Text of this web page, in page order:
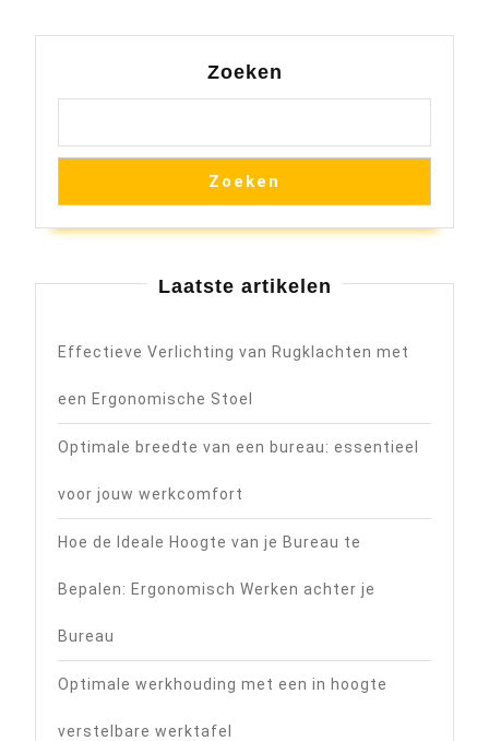
Zoeken
Zoeken
Laatste artikelen
Effectieve Verlichting van Rugklachten met
een Ergonomische Stoel
Optimale breedte van een bureau: essentieel
voor jouw werkcomfort
Hoe de Ideale Hoogte van je Bureau te
Bepalen: Ergonomisch Werken achter je
Bureau
Optimale werkhouding met een in hoogte
verstelbare werktafel